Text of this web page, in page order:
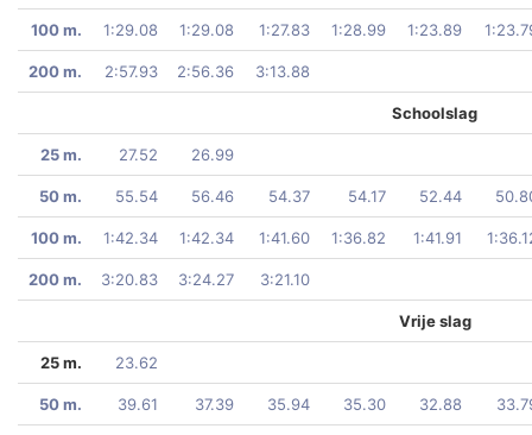
100 m. 1:29.08 1:29.08 1:27.83 1:28.99 1:23.89
200 m. 2:57.93 2:56.36 3:13.88
Schoolslag
25 m. 27.52 26.99
50 m. 55.54 56.46 54.37 54.17 52.44
100 m. 1:42.34 1:42.34 1:41.60 1:36.82 1:41.91
200 m. 3:20.83 3:24.27 3:21.10
Vrije slag
25 m. 23.62
50 m. 39.61 37.39 35.94 35.30 32.88